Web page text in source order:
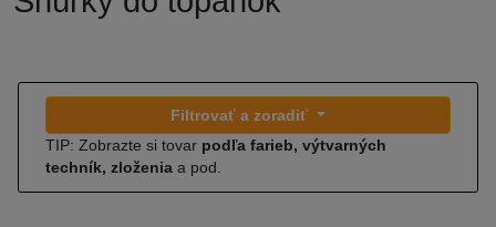
Filtrovať a zoradiť
TIP: Zobrazte si tovar podľa farieb, výtvarných
techník, zloženia a pod.